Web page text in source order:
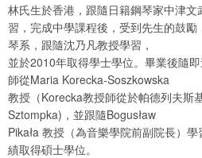
林氏生於香港，跟隨日籍鋼琴家中津文
習，完成中學課程後，受到先生的鼓
琴系，跟隨沈乃凡教授學習，
並於2010年取得學士學位。畢業後隨
師從Maria Korecka-Soszkowska
教授（Korecka教授師從於帕德列夫斯
Sztompka)，並跟隨Bogusław
Pikała 教授（為音樂學院前副院長）
績取得碩士學位。